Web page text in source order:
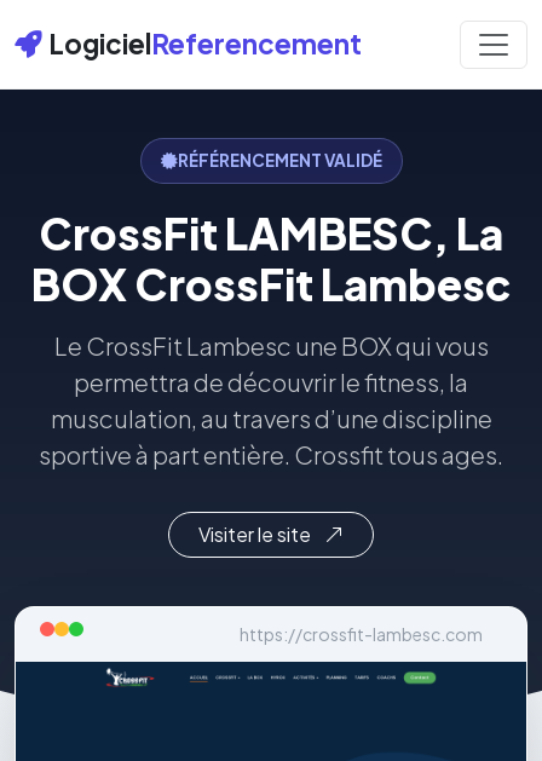
LogicielReferencement
RÉFÉRENCEMENT VALIDÉ
CrossFit LAMBESC, La
BOX CrossFit Lambesc
Le CrossFit Lambesc une BOX qui vous
permettra de découvrir le fitness, la
musculation, au travers d’une discipline
sportive à part entière. Crossfit tous ages.
Visiter le site
https://crossfit-lambesc.com